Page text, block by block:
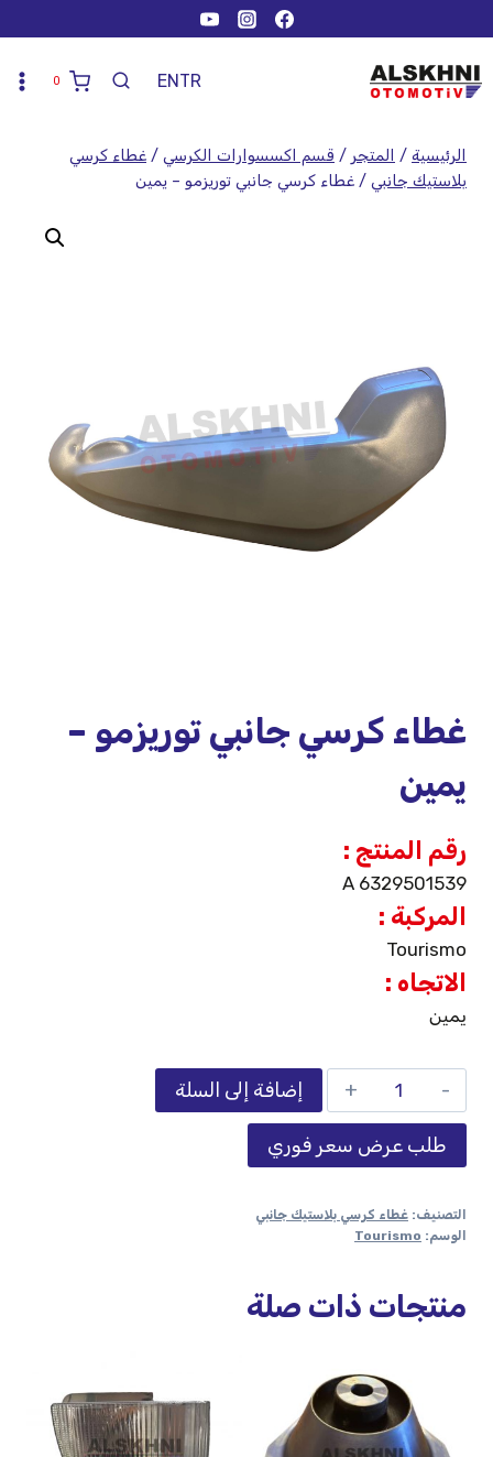
TR
EN
0
الرئيسية / المتجر / قسم اكسسوارات الكرسي / غطاء كرسي
بلاستيك جانبي / غطاء كرسي جانبي توريزمو – يمين
غطاء كرسي جانبي توريزمو –
يمين
رقم المنتج :
A 6329501539
المركبة :
Tourismo
الاتجاه :
يمين
إضافة إلى السلة
طلب عرض سعر فوري
التصنيف: غطاء كرسي بلاستيك جانبي
الوسم: Tourismo
منتجات ذات صلة